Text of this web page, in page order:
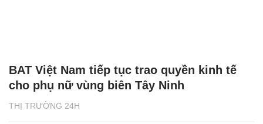
THỊ TRƯỜNG 24H
BAT Việt Nam tiếp tục trao quyền kinh tế
cho phụ nữ vùng biên Tây Ninh